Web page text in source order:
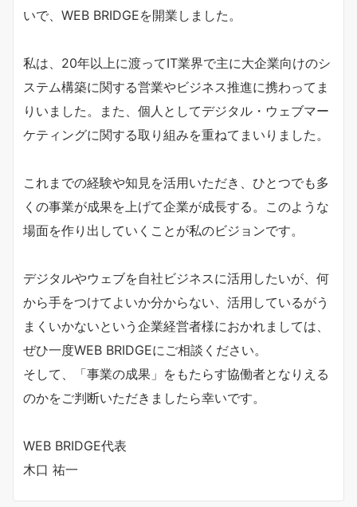
いで、WEB BRIDGEを開業しました。
私は、20年以上に渡ってIT業界で主に大企業向けのシ
ステム構築に関する営業やビジネス推進に携わってま
りいました。また、個人としてデジタル・ウェブマー
ケティングに関する取り組みを重ねてまいりました。
これまでの経験や知見を活用いただき、ひとつでも多
くの事業が成果を上げて企業が成長する。このような
場面を作り出していくことが私のビジョンです。
デジタルやウェブを自社ビジネスに活用したいが、何
から手をつけてよいか分からない、活用しているがう
まくいかないという企業経営者様におかれましては、
ぜひ一度WEB BRIDGEにご相談ください。
そして、「事業の成果」をもたらす協働者となりえる
のかをご判断いただきましたら幸いです。
WEB BRIDGE代表
木口 祐一